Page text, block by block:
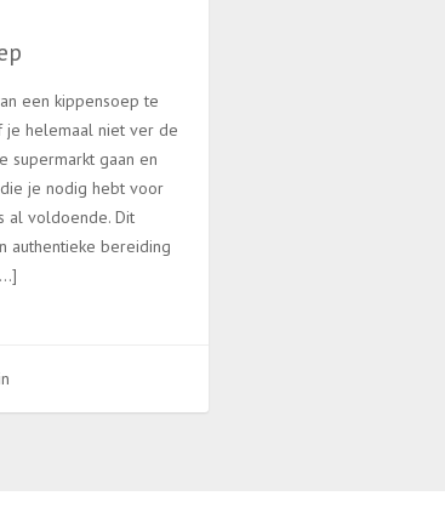
een kippensoep te
je helemaal niet ver de
supermarkt gaan en
je nodig hebt voor
al voldoende. Dit
authentieke bereiding